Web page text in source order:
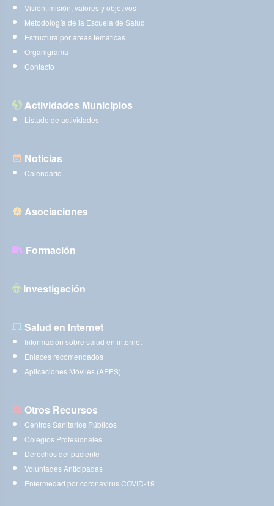
Visión, misión, valores y objetivos
Metodología de la Escuela de Salud
Estructura por áreas temáticas
Organigrama
Contacto
Actividades Municipios
Listado de actividades
Noticias
Calendario
Asociaciones
Formación
Investigación
Salud en Internet
Información sobre salud en internet
Enlaces recomendados
Aplicaciones Móviles (APPS)
Otros Recursos
Centros Sanitarios Públicos
Colegios Profesionales
Derechos del paciente
Voluntades Anticipadas
Enfermedad por coronavirus COVID-19